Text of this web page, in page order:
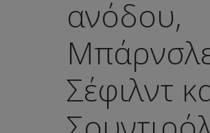
ανόδου,
Σέφιλντ